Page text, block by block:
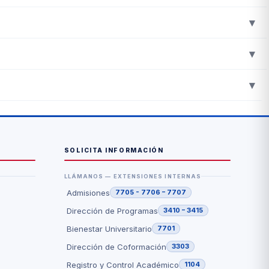
Un asesor te acompañará durante todo el proceso. ▾
el formulario de inscripción. El equipo de
▾
tu inscripción y avanzar en cada etapa del
▾
con el equipo académico y vivir la experiencia
SOLICITA INFORMACIÓN
LLÁMANOS — EXTENSIONES INTERNAS
Admisiones 7705 - 7706 – 7707
Dirección de Programas 3410 – 3415
Bienestar Universitario 7701
Dirección de Coformación 3303
Registro y Control Académico 1104